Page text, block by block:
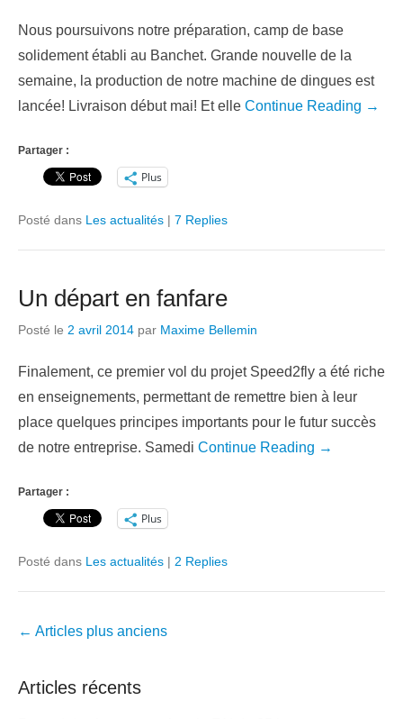
Nous poursuivons notre préparation, camp de base
solidement établi au Banchet. Grande nouvelle de la
semaine, la production de notre machine de dingues est
lancée! Livraison début mai! Et elle Continue Reading →
Partager :
Plus
Posté dans Les actualités | 7 Replies
Un départ en fanfare
Posté le 2 avril 2014 par Maxime Bellemin
Finalement, ce premier vol du projet Speed2fly a été riche
en enseignements, permettant de remettre bien à leur
place quelques principes importants pour le futur succès
de notre entreprise. Samedi Continue Reading →
Partager :
Plus
Posté dans Les actualités | 2 Replies
Navigation
les
← Articles plus anciens
Articles récents